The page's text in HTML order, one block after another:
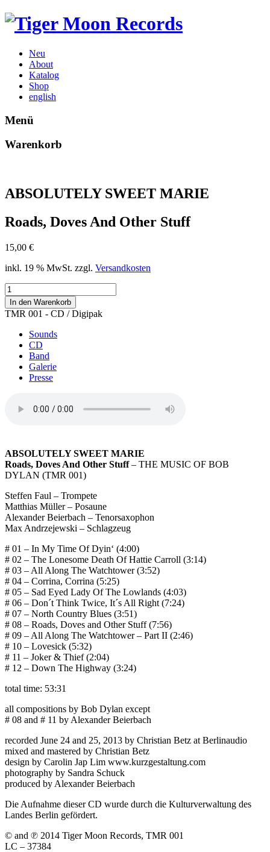
Neu
About
Katalog
Shop
english
Menü
Warenkorb
ABSOLUTELY SWEET MARIE
Roads, Doves And Other Stuff
15,00 €
inkl. 19 % MwSt. zzgl. Versandkosten
Roads,
Doves
And
Other
Stuff
Menge
In den Warenkorb
TMR 001 - CD / Digipak
Sounds
CD
Band
Galerie
Presse
ABSOLUTELY SWEET MARIE
Roads, Doves And Other Stuff– THE MUSIC OF BOB
DYLAN (TMR 001)
Steffen Faul – Trompete
Matthias Müller – Posaune
Alexander Beierbach – Tenorsaxophon
Max Andrzejewski – Schlagzeug
# 01 – In My Time Of Dyin‘ (4:00)
# 02 – The Lonesome Death Of Hattie Carroll (3:14)
# 03 – All Along The Watchtower (3:52)
# 04 – Corrina, Corrina (5:25)
# 05 – Sad Eyed Lady Of The Lowlands (4:03)
# 06 – Don´t Think Twice, It´s All Right (7:24)
# 07 – North Country Blues (3:51)
# 08 – Roads, Doves and Other Stuff (7:56)
# 09 – All Along The Watchtower – Part II (2:46)
# 10 – Lovesick (5:32)
# 11 – Joker & Thief (2:04)
# 12 – Down The Highway (3:24)
total time: 53:31
all compositions by Bob Dylan except
# 08 and # 11 by Alexander Beierbach
recorded June 24 and 25, 2013 by Christian Betz at Berlinaudio
mixed and mastered by Christian Betz
design by Carolin Jap Lim www.kurzgestaltung.com
photography by Sandra Schuck
produced by Alexander Beierbach
Die Aufnahme dieser CD wurde durch die Kulturverwaltung des
Landes Berlin gefördert.
© and ℗ 2014 Tiger Moon Records, TMR 001
LC – 37384